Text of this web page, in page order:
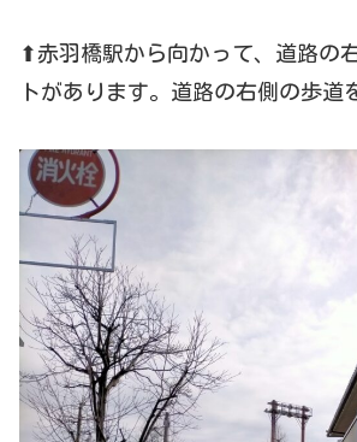
⬆赤羽橋駅から向かって、道路の
トがあります。道路の右側の歩道